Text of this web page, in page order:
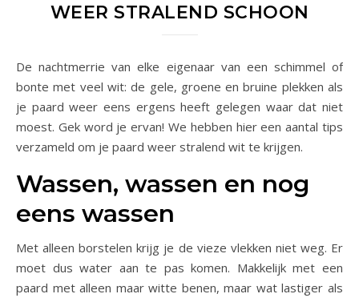
WEER STRALEND SCHOON
De nachtmerrie van elke eigenaar van een schimmel of
bonte met veel wit: de gele, groene en bruine plekken als
je paard weer eens ergens heeft gelegen waar dat niet
moest. Gek word je ervan! We hebben hier een aantal tips
verzameld om je paard weer stralend wit te krijgen.
Wassen, wassen en nog
eens wassen
Met alleen borstelen krijg je de vieze vlekken niet weg. Er
moet dus water aan te pas komen. Makkelijk met een
paard met alleen maar witte benen, maar wat lastiger als